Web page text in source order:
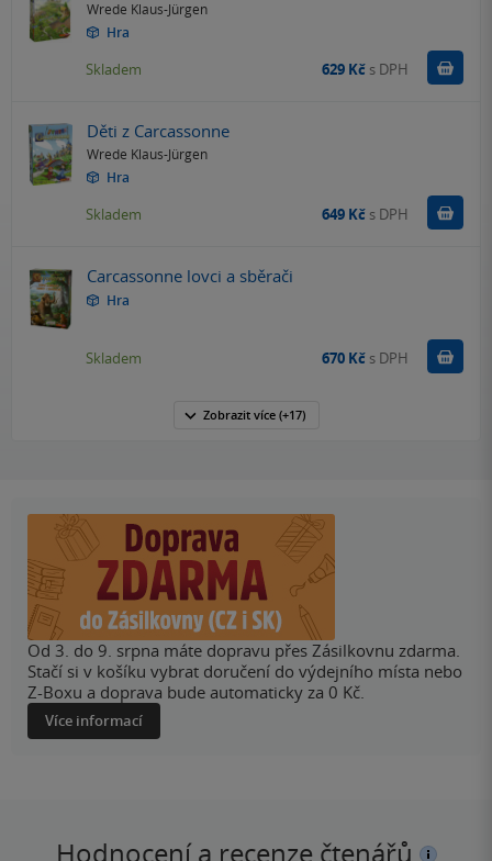
Wrede Klaus-Jürgen
Hra
Skladem 629 Kč s DPH
Děti z Carcassonne
Wrede Klaus-Jürgen
Hra
Skladem 649 Kč s DPH
Carcassonne lovci a sběrači
Hra
Skladem 670 Kč s DPH
Zobrazit více(+17)
Od 3. do 9. srpna máte dopravu přes Zásilkovnu zdarma.
Stačí si v košíku vybrat doručení do výdejního místa nebo
Z-Boxu a doprava bude automaticky za 0 Kč.
Více informací
Hodnocení a recenze čtenářů